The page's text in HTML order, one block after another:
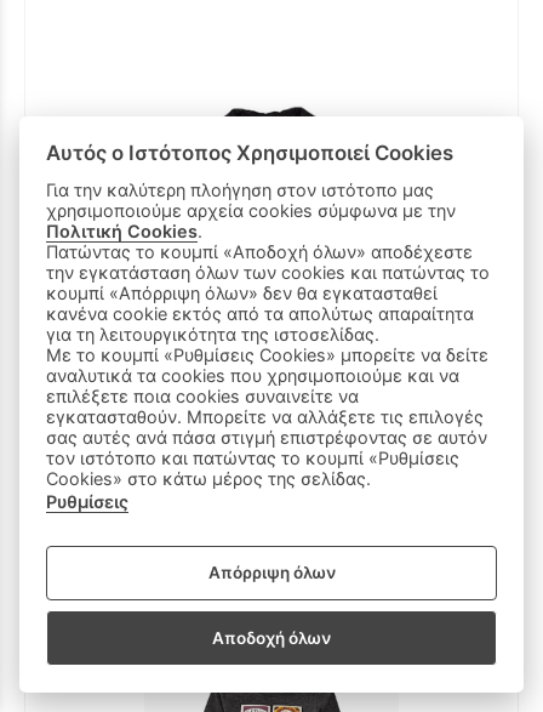
Σακάκι IKKS σε μπλε χρώμα με δύο πλαινές τσέπες.
65 €
29 € (-55%)
Αυτός ο Ιστότοπος Χρησιμοποιεί Cookies
Για την καλύτερη πλοήγηση στον ιστότοπο μας
χρησιμοποιούμε αρχεία cookies σύμφωνα με την
Πολιτική Cookies.
Πατώντας το κουμπί «Αποδοχή όλων» αποδέχεστε
την εγκατάσταση όλων των cookies και πατώντας το
κουμπί «Απόρριψη όλων» δεν θα εγκατασταθεί
κανένα cookie εκτός από τα απολύτως απαραίτητα
για τη λειτουργικότητα της ιστοσελίδας.
Με το κουμπί «Ρυθμίσεις Cookies» μπορείτε να δείτε
αναλυτικά τα cookies που χρησιμοποιούμε και να
επιλέξετε ποια cookies συναινείτε να
εγκατασταθούν. Μπορείτε να αλλάξετε τις επιλογές
σας αυτές ανά πάσα στιγμή επιστρέφοντας σε αυτόν
τον ιστότοπο και πατώντας το κουμπί «Ρυθμίσεις
Cookies» στο κάτω μέρος της σελίδας.
Ρυθμίσεις
Απόρριψη όλων
Αποδοχή όλων